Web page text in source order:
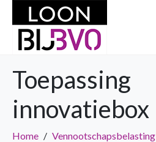
Toepassing
innovatiebox
Home
Vennootschapsbelasting